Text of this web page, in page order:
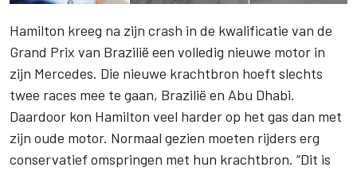
Hamilton kreeg na zijn crash in de kwalificatie van de
Grand Prix van Brazilië een volledig nieuwe motor in
zijn Mercedes. Die nieuwe krachtbron hoeft slechts
twee races mee te gaan, Brazilië en Abu Dhabi.
Daardoor kon Hamilton veel harder op het gas dan met
zijn oude motor. Normaal gezien moeten rijders erg
conservatief omspringen met hun krachtbron. “Dit is